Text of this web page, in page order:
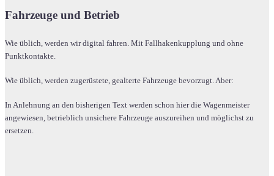
Fahrzeuge und Betrieb
Wie üblich, werden wir digital fahren. Mit Fallhakenkupplung und ohne
Punktkontakte.
Wie üblich, werden zugerüstete, gealterte Fahrzeuge bevorzugt. Aber:
In Anlehnung an den bisherigen Text werden schon hier die Wagenmeister
angewiesen, betrieblich unsichere Fahrzeuge auszureihen und möglichst zu
ersetzen.